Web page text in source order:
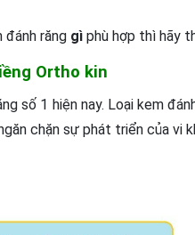
đánh răng gì phù hợp thì hãy
Ortho kin
số 1 hiện nay. Loại kem
chặn sự phát triển của vi